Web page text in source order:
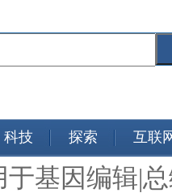
科技 探索 互联
基因编辑|